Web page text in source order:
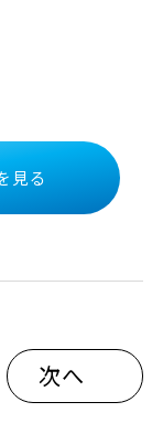
見る
次へ